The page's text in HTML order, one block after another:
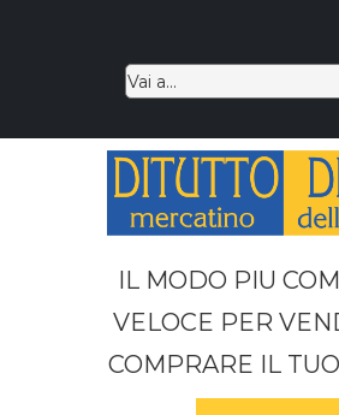
IL MODO PIU
VELOCE PER
COMPRARE IL